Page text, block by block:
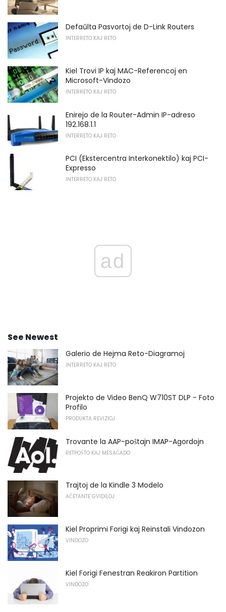
Defaŭlta Pasvortoj de D-Link Routers
INTERRETO KAJ RETO
Kiel Trovi IP kaj MAC-Referencoj en
Microsoft-Vindozo
INTERRETO KAJ RETO
Enirejo de la Router-Admin IP-adreso
192.168.1.1
INTERRETO KAJ RETO
PCI (Ekstercentra Interkonektilo) kaj PCI-
Expresso
INTERRETO KAJ RETO
ad
See Newest
Galerio de Hejma Reto-Diagramoj
INTERRETO KAJ RETO
Projekto de Video BenQ W710ST DLP - Foto
Profilo
PRODUKTA REVIZIOJ
Trovante la AAP-poŝtajn IMAP-Agordojn
RETPOŜTO KAJ MESAĜADO
Trajtoj de la Kindle 3 Modelo
AĈETANTE GVIDILOJ
Kiel Proprimi Forigi kaj Reinstali Vindozon
VINDOZO
Kiel Forigi Fenestran Reakiron Partition
VINDOZO